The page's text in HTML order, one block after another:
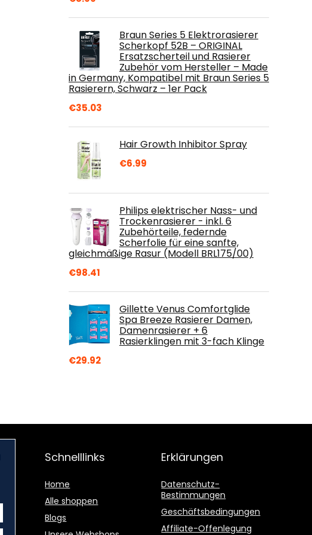
Braun Series 5 Elektrorasierer
Scherkopf 52B – ORIGINAL
Ersatzscherteil und Rasierer
Zubehör vom Hersteller – Made
in Germany, Kompatibel mit Braun Series 5
Rasierern, Schwarz – 1er Pack
€35.03
Hair Growth Inhibitor Spray
€6.99
Philips elektrischer Nass- und
Trockenrasierer - inkl. 6
Zubehörteile, federnde
Scherfolie für eine sanfte,
gleichmäßige Rasur (Modell BRL175/00)
€98.41
Gillette Venus Comfortglide
Spa Breeze Rasierer Damen,
Damenrasierer + 6
Rasierklingen mit 3-fach Klinge
€29.92
Schnelllinks
Home
Alle shoppen
Blogs
Erklärungen
Datenschutz-
Bestimmungen
Geschäftsbedingungen
Affiliate-Offenlegung